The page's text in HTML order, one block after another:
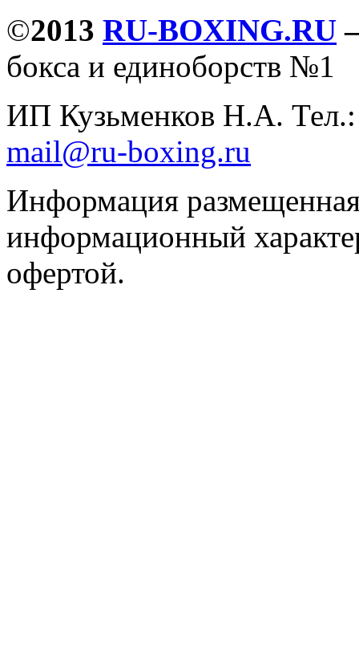
©2013 RU-BOXING.RU
бокса и единоборств №1
ИП Кузьменков Н.А.
mail@ru-boxing.ru
Информация
информационный
офертой.